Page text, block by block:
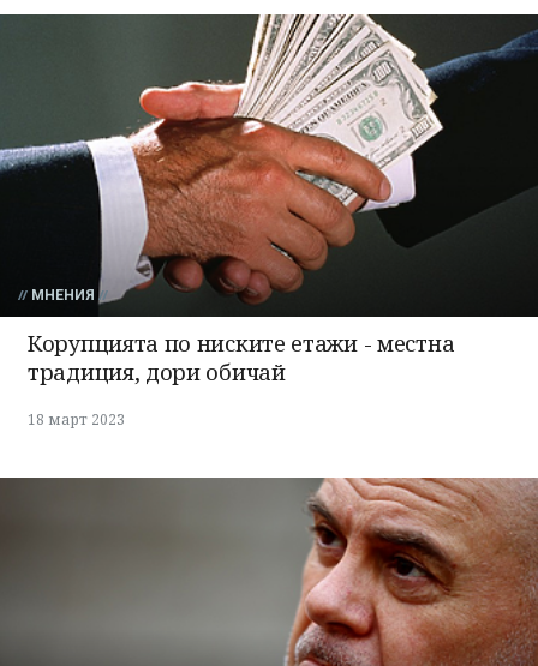
МНЕНИЯ
Корупцията по ниските етажи - местна
традиция, дори обичай
18 март 2023